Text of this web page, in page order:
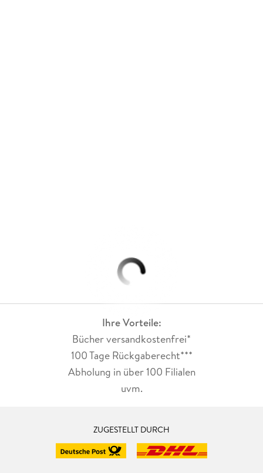
Ihre Vorteile:
Bücher versandkostenfrei*
100 Tage Rückgaberecht***
Abholung in über 100 Filialen
uvm.
ZUGESTELLT DURCH